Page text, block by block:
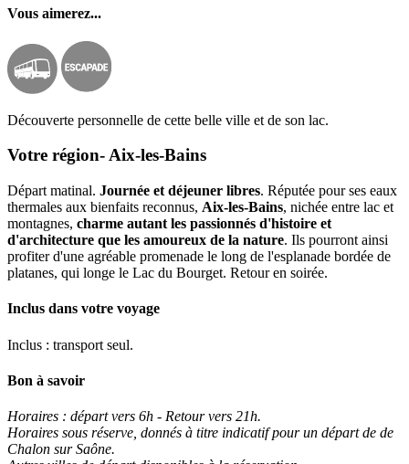
Vous aimerez...
Découverte personnelle de cette belle ville et de son lac.
Votre région- Aix-les-Bains
Départ matinal. Journée et déjeuner libres. Réputée pour ses eaux
thermales aux bienfaits reconnus, Aix-les-Bains, nichée entre lac et
montagnes, charme autant les passionnés d'histoire et
d'architecture que les amoureux de la nature. Ils pourront ainsi
profiter d'une agréable promenade le long de l'esplanade bordée de
platanes, qui longe le Lac du Bourget. Retour en soirée.
Inclus dans votre voyage
Inclus : transport seul.
Bon à savoir
Horaires : départ vers 6h - Retour vers 21h.
Horaires sous réserve, donnés à titre indicatif pour un départ de de
Chalon sur Saône.